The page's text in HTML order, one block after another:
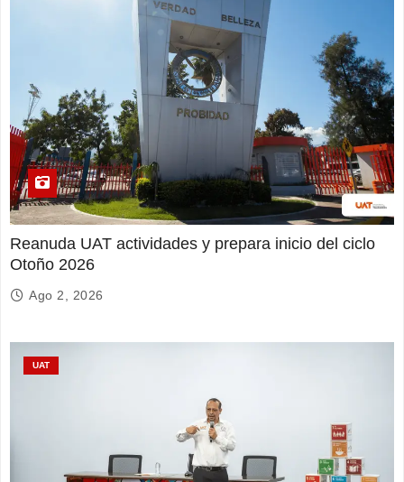
Reanuda UAT actividades y prepara inicio del ciclo
Otoño 2026
Ago 2, 2026
UAT